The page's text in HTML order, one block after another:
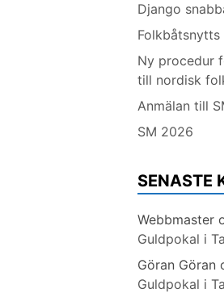
Django
Folkbåtsnytts
Ny procedur
till nordisk
Anmälan till
SM 2026
SENASTE
Webbmaster
Guldpokal i
Göran Göran
Guldpokal i